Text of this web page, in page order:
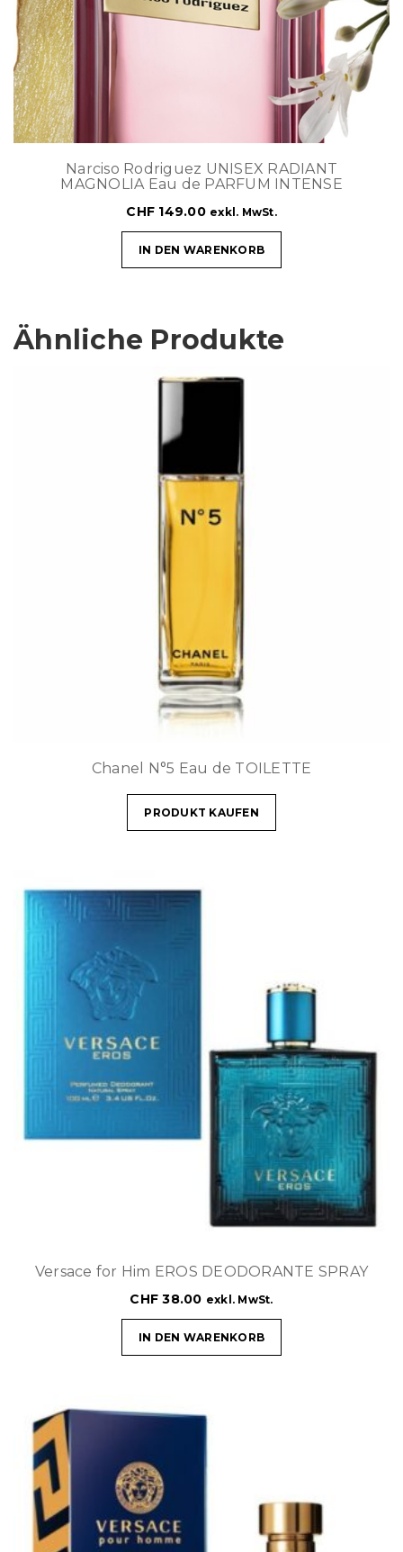
Narciso Rodriguez UNISEX RADIANT
MAGNOLIA Eau de PARFUM INTENSE
CHF 149.00 exkl. MwSt.
IN DEN WARENKORB
Ähnliche Produkte
Chanel N°5 Eau de TOILETTE
PRODUKT KAUFEN
Versace for Him EROS DEODORANTE SPRAY
CHF 38.00 exkl. MwSt.
IN DEN WARENKORB